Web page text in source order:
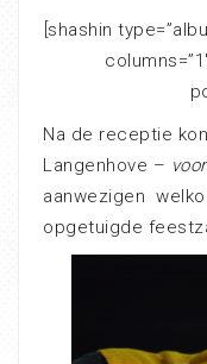
[shashin
Na de receptie
Langenhove –
aanwezigen
opgetuigde